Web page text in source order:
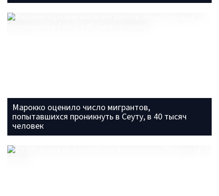
Марокко оценило число мигрантов,
попытавшихся проникнуть в Сеуту, в 40 тысяч
человек